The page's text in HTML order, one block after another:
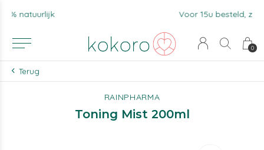
0
Voor 15u besteld, zelfde werkdag verzonden.
Terug
RAINPHARMA
Toning Mist 200ml